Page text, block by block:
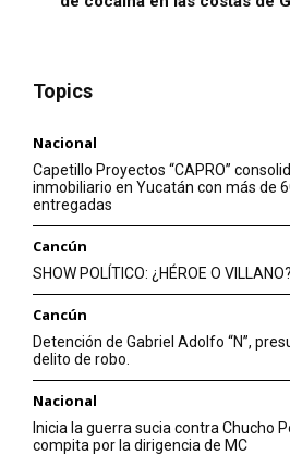
Topics
Nacional
Capetillo Proyectos “CAPRO”
inmobiliario en Yucatán con más de
entregadas
Cancún
SHOW POLÍTICO: ¿HÉROE O VILLANO?
Cancún
Detención de Gabriel Adolfo “N”,
delito de robo.
Nacional
Inicia la guerra sucia contra Chucho
compita por la dirigencia de MC